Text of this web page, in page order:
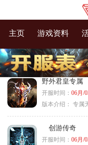
主页 游戏资料
野外君皇专属
开服时间： 06月/
版本介绍： 专属
创游传奇
开服时间： 06月/